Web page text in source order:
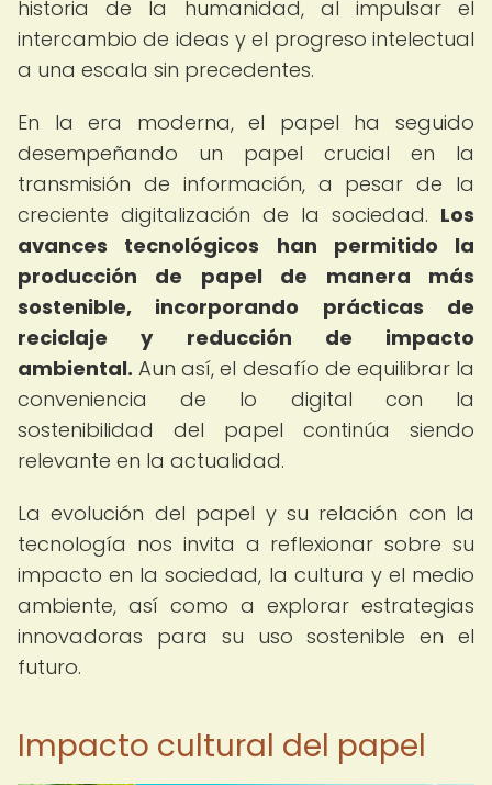
historia de la humanidad, al impulsar el
intercambio de ideas y el progreso intelectual
a una escala sin precedentes.
En la era moderna, el papel ha seguido
desempeñando un papel crucial en la
transmisión de información, a pesar de la
creciente digitalización de la sociedad. Los
avances tecnológicos han permitido la
producción de papel de manera más
sostenible, incorporando prácticas de
reciclaje y reducción de impacto
ambiental. Aun así, el desafío de equilibrar la
conveniencia de lo digital con la
sostenibilidad del papel continúa siendo
relevante en la actualidad.
La evolución del papel y su relación con la
tecnología nos invita a reflexionar sobre su
impacto en la sociedad, la cultura y el medio
ambiente, así como a explorar estrategias
innovadoras para su uso sostenible en el
futuro.
Impacto cultural del papel